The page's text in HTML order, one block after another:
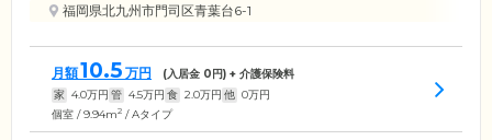
福岡県北九州市門司区青葉台6-1
月額10.5 万円 (入居金 0円) + 介護保険料
家 4.0万円 管 4.5万円 食 2.0万円 他 0万円
個室 / 9.94m2 / Aタイプ